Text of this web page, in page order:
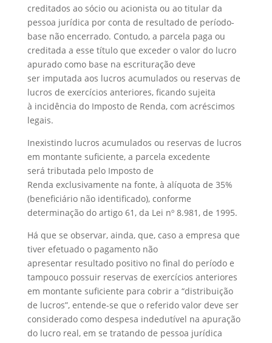
creditados ao sócio ou acionista ou ao titular da
pessoa jurídica por conta de resultado de período-
base não encerrado. Contudo, a parcela paga ou
creditada a esse título que exceder o valor do lucro
apurado como base na escrituração deve
ser imputada aos lucros acumulados ou reservas de
lucros de exercícios anteriores, ficando sujeita
à incidência do Imposto de Renda, com acréscimos
legais.
Inexistindo lucros acumulados ou reservas de lucros
em montante suficiente, a parcela excedente
será tributada pelo Imposto de
Renda exclusivamente na fonte, à alíquota de 35%
(beneficiário não identificado), conforme
determinação do artigo 61, da Lei nº 8.981, de 1995.
Há que se observar, ainda, que, caso a empresa que
tiver efetuado o pagamento não
apresentar resultado positivo no final do período e
tampouco possuir reservas de exercícios anteriores
em montante suficiente para cobrir a “distribuição
de lucros”, entende-se que o referido valor deve ser
considerado como despesa indedutível na apuração
do lucro real, em se tratando de pessoa jurídica